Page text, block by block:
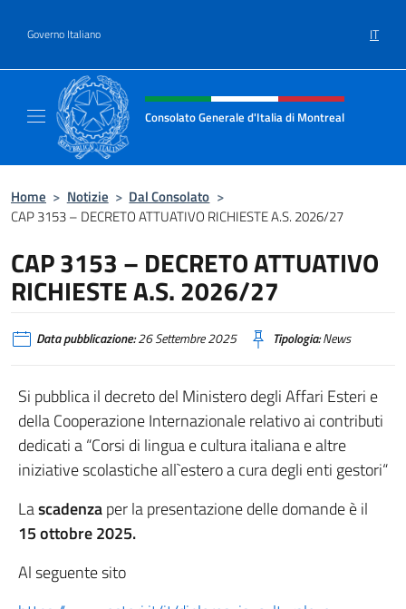
Governo Italiano IT
Intestazione sito, social e menù
Consolato Generale d'Italia di Montreal
Home > Notizie > Dal Consolato >
CAP 3153 – DECRETO ATTUATIVO RICHIESTE A.S. 2026/27
CAP 3153 – DECRETO ATTUATIVO
RICHIESTE A.S. 2026/27
Data pubblicazione:26 Settembre 2025 Tipologia:News
Si pubblica il decreto del Ministero degli Affari Esteri e
della Cooperazione Internazionale relativo ai contributi
dedicati a “Corsi di lingua e cultura italiana e altre
iniziative scolastiche all`estero a cura degli enti gestori“
Lascadenzaper la presentazione delle domande è il
15 ottobre 2025.
Al seguente sito